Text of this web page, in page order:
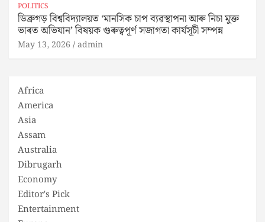
POLITICS
ডিব্ৰুগড় বিশ্ববিদ্যালয়ত ‘মানসিক চাপ ব্যৱস্থাপনা আৰু নিচা মুক্ত
ভাৰত অভিযান’ বিষয়ক গুৰুত্বপূৰ্ণ সজাগতা কাৰ্যসূচী সম্পন্ন
May 13, 2026 admin
Africa
America
Asia
Assam
Australia
Dibrugarh
Economy
Editor's Pick
Entertainment